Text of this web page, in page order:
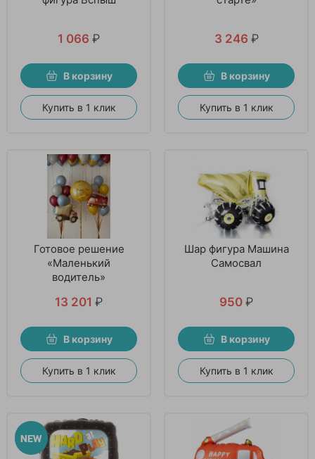
1 066 ₽
В корзину
Купить в 1 клик
3 246 ₽
В корзину
Купить в 1 клик
Готовое решение
«Маленький
водитель»
13 201 ₽
В корзину
Купить в 1 клик
Шар фигура Машина
Самосвал
950 ₽
В корзину
Купить в 1 клик